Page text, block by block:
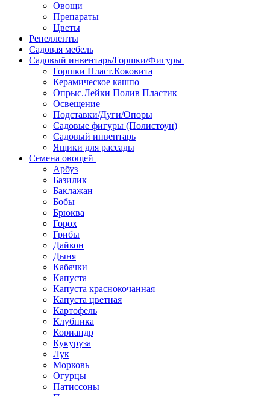
Овощи
Препараты
Цветы
Репелленты
Садовая мебель
Садовый инвентарь/Горшки/Фигуры
Горшки Пласт.Коковита
Керамическое кашпо
Опрыс.Лейки Полив Пластик
Освещение
Подставки/Дуги/Опоры
Садовые фигуры (Полистоун)
Садовый инвентарь
Ящики для рассады
Семена овощей
Арбуз
Базилик
Баклажан
Бобы
Брюква
Горох
Грибы
Дайкон
Дыня
Кабачки
Капуста
Капуста краснокочанная
Капуста цветная
Картофель
Клубника
Кориандр
Кукуруза
Лук
Морковь
Огурцы
Патиссоны